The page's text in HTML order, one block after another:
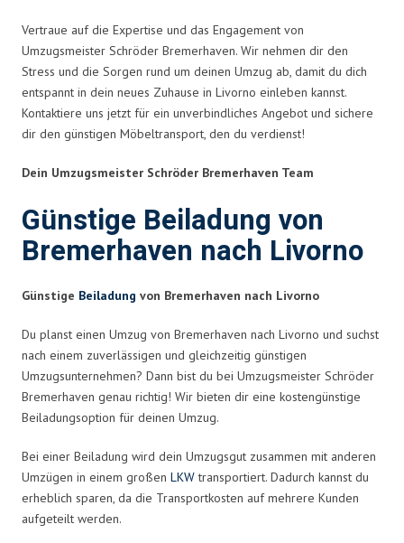
Vertraue auf die Expertise und das Engagement von
Umzugsmeister Schröder Bremerhaven. Wir nehmen dir den
Stress und die Sorgen rund um deinen Umzug ab, damit du dich
entspannt in dein neues Zuhause in Livorno einleben kannst.
Kontaktiere uns jetzt für ein unverbindliches Angebot und sichere
dir den günstigen Möbeltransport, den du verdienst!
Dein Umzugsmeister Schröder Bremerhaven Team
Günstige Beiladung von
Bremerhaven nach Livorno
Günstige Beiladung von Bremerhaven nach Livorno
Du planst einen Umzug von Bremerhaven nach Livorno und suchst
nach einem zuverlässigen und gleichzeitig günstigen
Umzugsunternehmen? Dann bist du bei Umzugsmeister Schröder
Bremerhaven genau richtig! Wir bieten dir eine kostengünstige
Beiladungsoption für deinen Umzug.
Bei einer Beiladung wird dein Umzugsgut zusammen mit anderen
Umzügen in einem großen LKWtransportiert. Dadurch kannst du
erheblich sparen, da die Transportkosten auf mehrere Kunden
aufgeteilt werden.